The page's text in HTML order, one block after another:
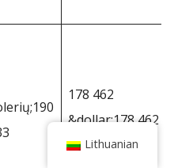
178 462
&dollar;178 462
Lithuanian